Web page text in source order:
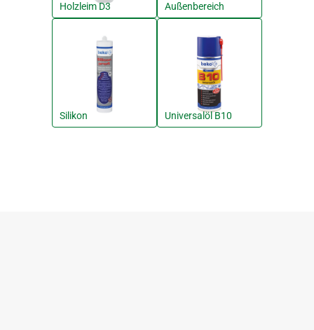
Holzleim D3
Außenbereich
Silikon Universalöl B10